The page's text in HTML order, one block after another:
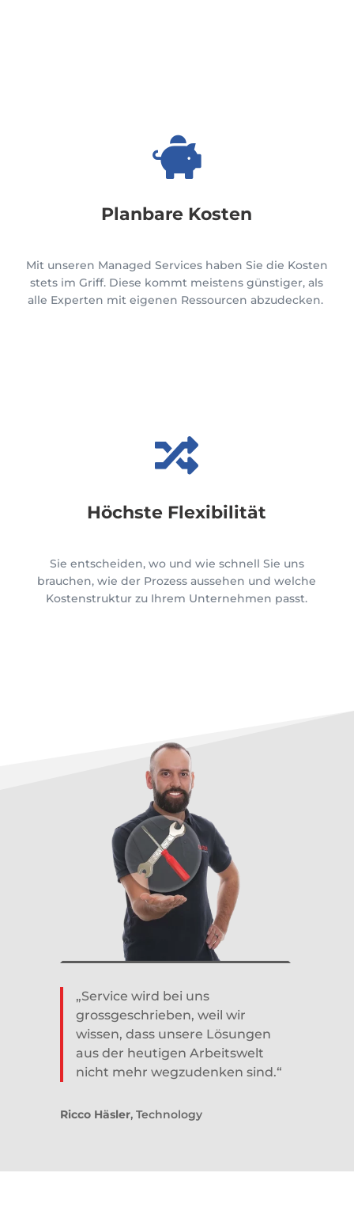

Planbare Kosten
Mit unseren Managed Services haben Sie die Kosten
stets im Griff. Diese kommt meistensgünstiger, als
alle Experten mit eigenen Ressourcen abzudecken.

Höchste Flexibilität
Sie entscheiden, wo und wie schnell Sie uns
brauchen, wie der Prozess aussehen und welche
Kostenstruktur zu Ihrem Unternehmen passt.
„Service wird bei uns
grossgeschrieben, weil wir
wissen, dass unsere Lösungen
aus der heutigen Arbeitswelt
nicht mehr wegzudenken sind.“
Ricco Häsler, Technology